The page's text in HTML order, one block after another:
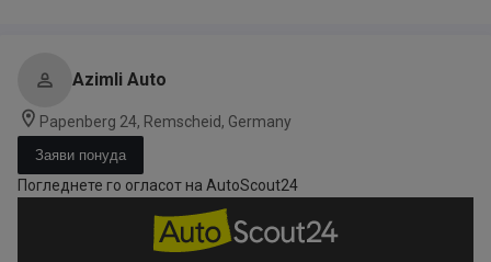
Azimli Auto
Papenberg 24, Remscheid, Germany
Заяви понуда
Погледнете го огласот на AutoScout24